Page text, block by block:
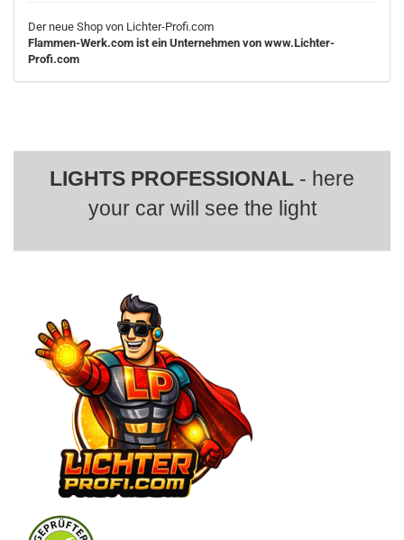
Der neue Shop von Lichter-Profi.com
Flammen-Werk.com ist ein Unternehmen von www.Lichter-
Profi.com
LIGHTS PROFESSIONAL - here
your car will see the light